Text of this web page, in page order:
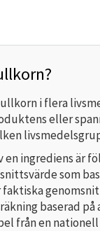
i flera
eller
ingrediens är
som
baserad
från en